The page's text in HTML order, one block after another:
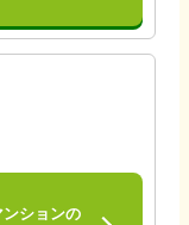
ンションの